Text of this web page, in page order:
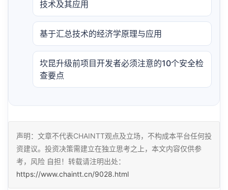
技术及其应用
基于汇总技术的经济学原理与应用
坎昆升级前项目开发者必须注意的10个安全检
查要点
声明：文章不代表CHAINTT观点及立场，不构成本平台任何投
资建议。投资决策需建立在独立思考之上，本文内容仅供参
考，风险 自担！转载请注明出处：
https://www.chaintt.cn/9028.html